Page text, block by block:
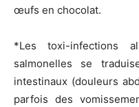
œufs en chocolat.
*Les toxi-infections
salmonelles se
intestinaux (douleurs
parfois des